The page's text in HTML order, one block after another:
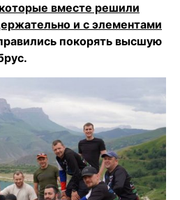
которые вместе решили
и с элементами
покорять высшую